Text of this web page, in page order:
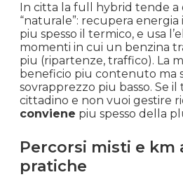
In citta la full hybrid tende a
“naturale”: recupera
piu spesso il termico, e usa
momenti in cui un benzina
piu (ripartenze, traffico). La
beneficio piu contenuto ma
sovrapprezzo piu basso. Se
cittadino e non vuoi gestire
conviene piu spesso della
Percorsi misti e km
pratiche